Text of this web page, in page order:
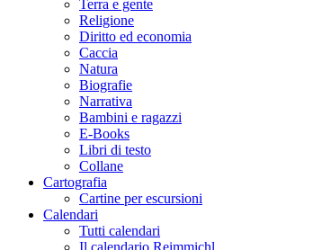
Terra e gente
Religione
Diritto ed economia
Caccia
Natura
Biografie
Narrativa
Bambini e ragazzi
E-Books
Libri di testo
Collane
Cartografia
Cartine per escursioni
Calendari
Tutti calendari
Il calendario Reimmichl